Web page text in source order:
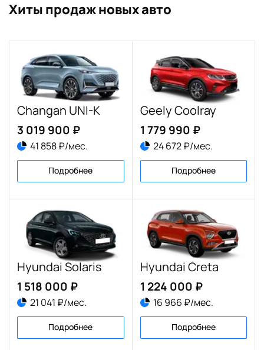
Хиты продаж новых авто
Changan UNI-K
3 019 900 ₽
41 858 ₽/мес.
Подробнее
Geely Coolray
1 779 990 ₽
24 672 ₽/мес.
Подробнее
Hyundai Solaris
1 518 000 ₽
21 041 ₽/мес.
Подробнее
Hyundai Creta
1 224 000 ₽
16 966 ₽/мес.
Подробнее